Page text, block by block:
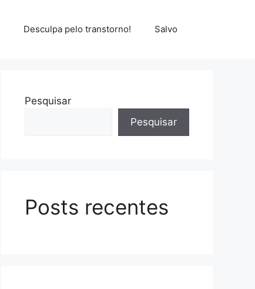
Desculpa pelo transtorno! Salvo
Pesquisar
Pesquisar
Posts recentes